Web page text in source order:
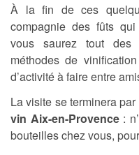
À la fin de ces
compagnie des fûts
vous saurez tout
méthodes de
d’activité à faire entre
La visite se terminera par
vin Aix-en-Provence:
bouteilles chez vous,